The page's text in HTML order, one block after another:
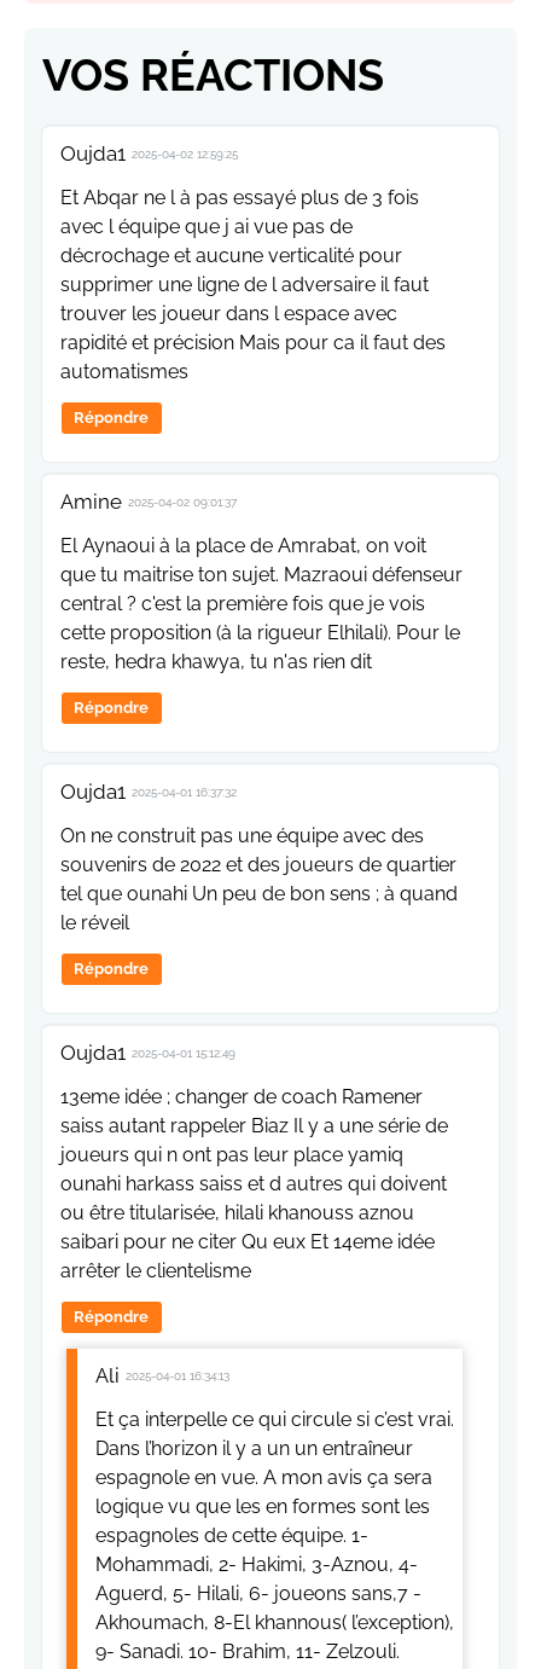
VOS RÉACTIONS
Oujda1 2025-04-02 12:59:25
Et Abqar ne l à pas essayé plus de 3 fois
avec l équipe que j ai vue pas de
décrochage et aucune verticalité pour
supprimer une ligne de l adversaire il faut
trouver les joueur dans l espace avec
rapidité et précision Mais pour ca il faut des
automatismes
Répondre
Amine 2025-04-02 09:01:37
El Aynaoui à la place de Amrabat, on voit
que tu maitrise ton sujet. Mazraoui défenseur
central ? c'est la première fois que je vois
cette proposition (à la rigueur Elhilali). Pour le
reste, hedra khawya, tu n'as rien dit
Répondre
Oujda1 2025-04-01 16:37:32
On ne construit pas une équipe avec des
souvenirs de 2022 et des joueurs de quartier
tel que ounahi Un peu de bon sens ; à quand
le réveil
Répondre
Oujda1 2025-04-01 15:12:49
13eme idée ; changer de coach Ramener
saiss autant rappeler Biaz Il y a une série de
joueurs qui n ont pas leur place yamiq
ounahi harkass saiss et d autres qui doivent
ou être titularisée, hilali khanouss aznou
saibari pour ne citer Qu eux Et 14eme idée
arrêter le clientelisme
Répondre
Ali 2025-04-01 16:34:13
Et ça interpelle ce qui circule si c’est vrai.
Dans l’horizon il y a un un entraîneur
espagnole en vue. A mon avis ça sera
logique vu que les en formes sont les
espagnoles de cette équipe. 1-
Mohammadi, 2- Hakimi, 3-Aznou, 4-
Aguerd, 5- Hilali, 6- joueons sans,7 -
Akhoumach, 8-El khannous( l’exception),
9- Sanadi. 10- Brahim, 11- Zelzouli.